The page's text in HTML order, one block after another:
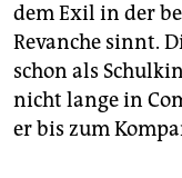
dem Exil in der
Revanche sinnt.
schon als
nicht lange in
er bis zum